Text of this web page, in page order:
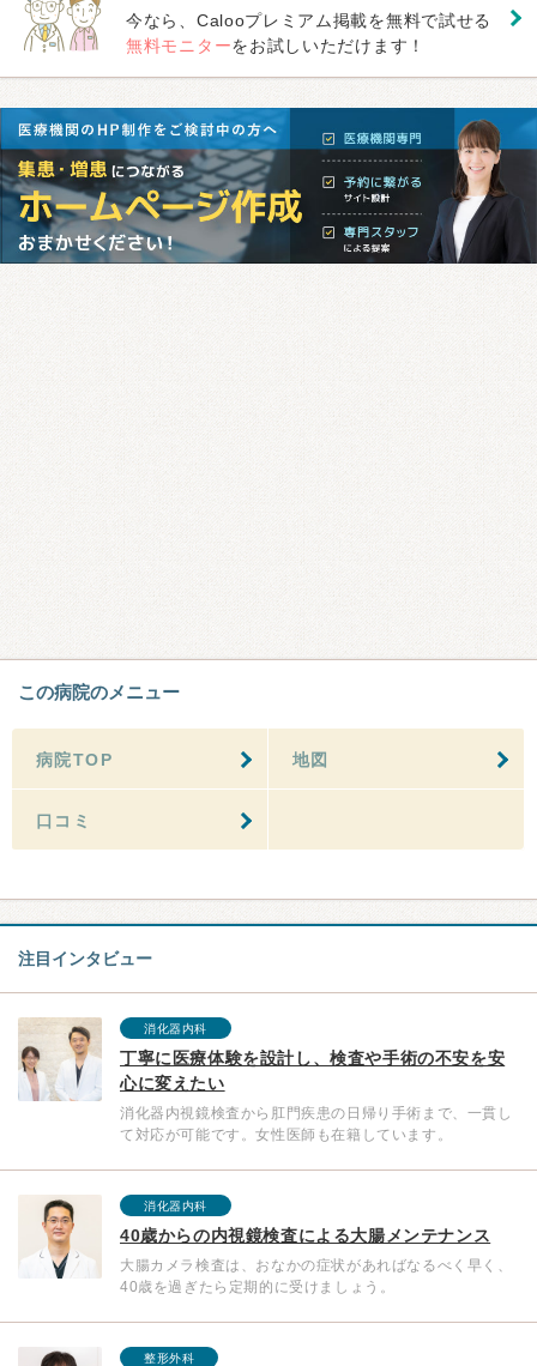
今なら、Calooプレミアム掲載を無料で試せる
無料モニターをお試しいただけます！
この病院のメニュー
病院TOP 地図
口コミ
注目インタビュー
消化器内科
丁寧に医療体験を設計し、検査や手術の不安を安
心に変えたい
消化器内視鏡検査から肛門疾患の日帰り手術まで、一貫し
て対応が可能です。女性医師も在籍しています。
消化器内科
40歳からの内視鏡検査による大腸メンテナンス
大腸カメラ検査は、おなかの症状があればなるべく早く、
40歳を過ぎたら定期的に受けましょう。
整形外科